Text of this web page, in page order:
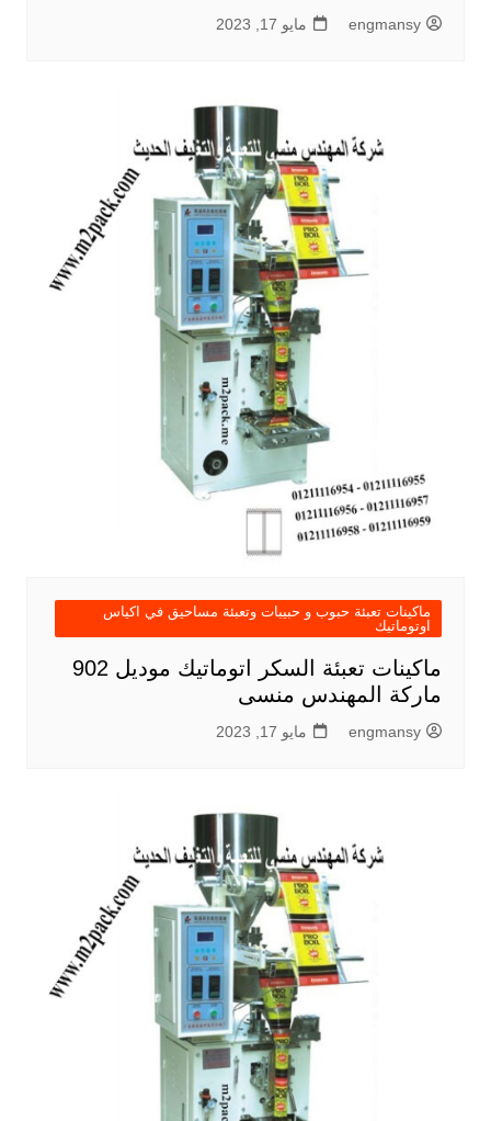
engmansy مايو 17, 2023
ماكينات تعبئة حبوب و حبيبات وتعبئة مساحيق في اكياس
اوتوماتيك
ماكينات تعبئة السكر اتوماتيك موديل 902
ماركة المهندس منسى
engmansy مايو 17, 2023